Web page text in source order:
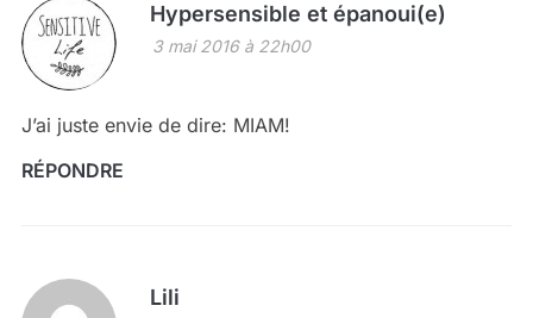
Hypersensible et épanoui(e)
3 mai 2016 à 22h00
J’ai juste envie de dire: MIAM!
RÉPONDRE
Lili